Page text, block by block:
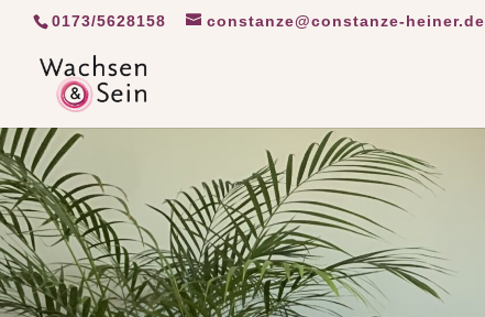
0173/5628158 constanze@constanze-heiner.de